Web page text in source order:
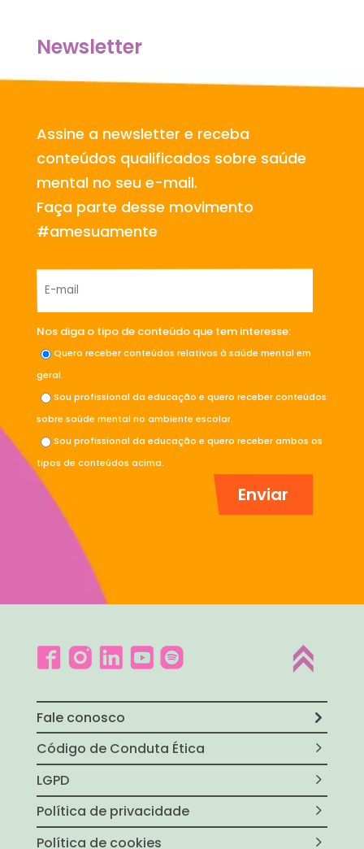
Newsletter
Assine a newsletter e receba
conteúdos qualificados sobre saúde
mental no seu e-mail.
Faça parte desse movimento
#amesuamente
Nos diga o tipo de conteúdo que tem interesse:
Quero receber conteúdos relativos à saúde mental em
geral.
Sou profissional da educação e quero receber conteúdos
sobre saúde mental no ambiente escolar.
Sou profissional da educação e quero receber ambos os
tipos de conteúdos acima.
Fale conosco
Código de Conduta Ética
LGPD
Política de privacidade
Política de cookies